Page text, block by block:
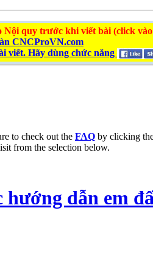
Nội quy trước khi viết bài (click
CNCProVN.com
viết. Hãy dùng chức năng
to check out the FAQ by clicking
from the selection below.
hướng dẫn em